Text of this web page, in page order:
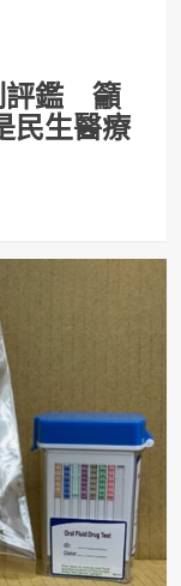
評鑑 籲
民生醫療